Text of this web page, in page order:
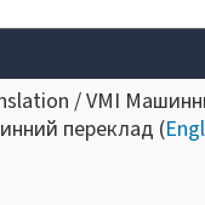
/ VMI
переклад (